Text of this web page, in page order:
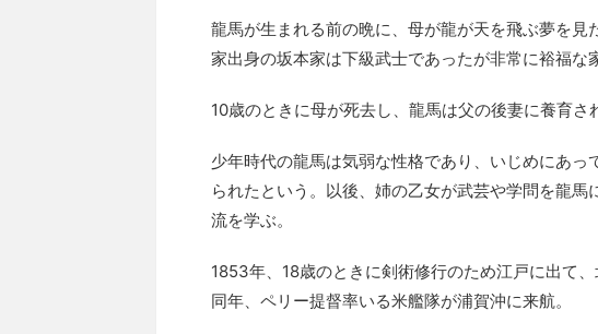
龍馬が生まれる前の晩に、母が龍が天を飛ぶ夢を
家出身の坂本家は下級武士であったが非常に裕福な
10歳のときに母が死去し、龍馬は父の後妻に養育さ
少年時代の龍馬は気弱な性格であり、いじめにあ
られたという。以後、姉の乙女が武芸や学問を龍
流を学ぶ。
1853年、18歳のときに剣術修行のため江戸に出て
同年、ペリー提督率いる米艦隊が浦賀沖に来航。